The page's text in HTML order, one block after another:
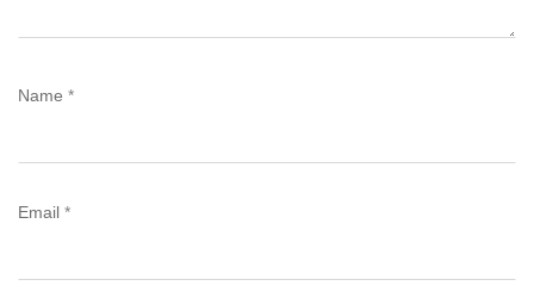
Name *
Email *